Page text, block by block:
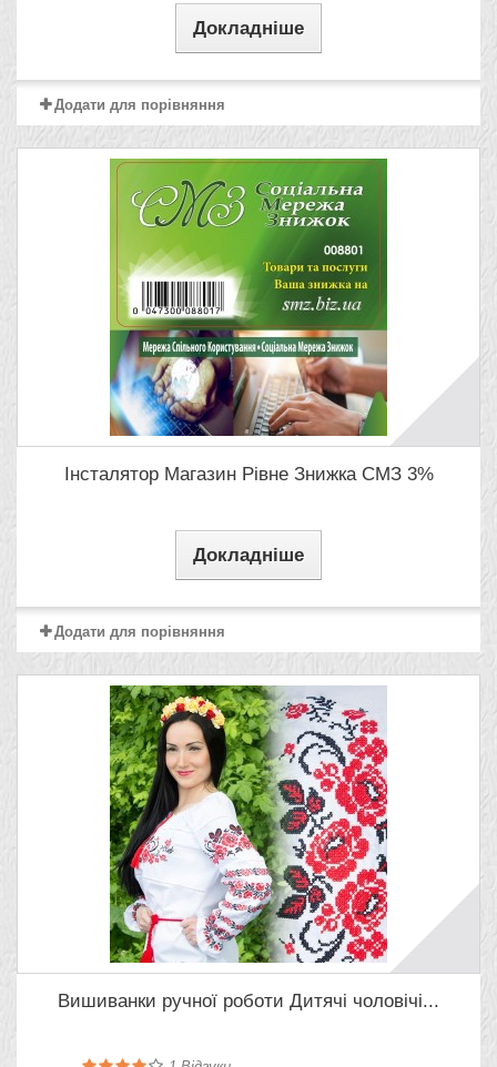
Докладніше
Додати для порівняння
Інсталятор Магазин Рівне Знижка СМЗ 3%
Докладніше
Додати для порівняння
Вишиванки ручної роботи Дитячі чоловічі...